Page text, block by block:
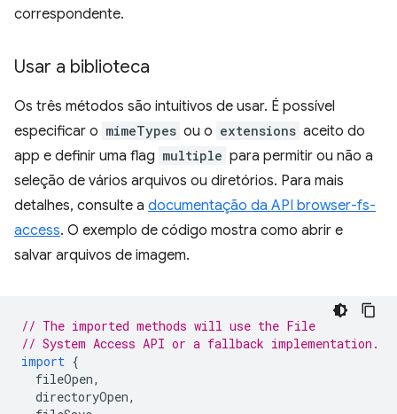
correspondente.
Usar a biblioteca
Os três métodos são intuitivos de usar. É possível
especificar o mimeTypes ou o extensions aceito do
app e definir uma flag multiple para permitir ou não a
seleção de vários arquivos ou diretórios. Para mais
detalhes, consulte a documentação da API browser-fs-
access. O exemplo de código mostra como abrir e
salvar arquivos de imagem.
// The imported methods will use the File
// System Access API or a fallback implementation.
import {
fileOpen,
directoryOpen,